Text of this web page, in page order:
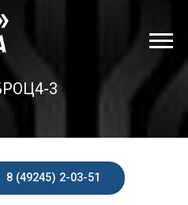
3
8 (49245) 2-03-51